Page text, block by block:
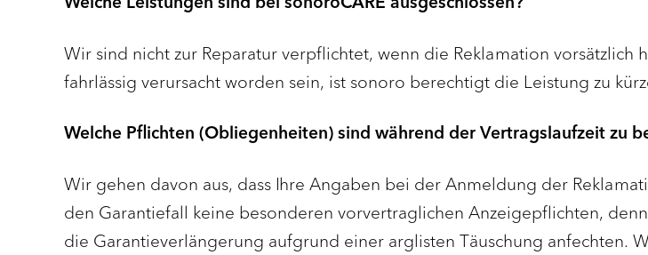
Wir sind nicht zur Reparatur verpflichtet, wenn die Reklamation
fahrlässig verursacht worden sein, ist sonoro berechtigt die Leistung zu
Welche Pflichten (Obliegenheiten) sind während der Vertragslaufzeit zu
Wir gehen davon aus, dass Ihre Angaben bei der Anmeldung der
den Garantiefall keine besonderen vorvertraglichen Anzeigepflichten,
die Garantieverlängerung aufgrund einer arglisten Täuschung anfechten.